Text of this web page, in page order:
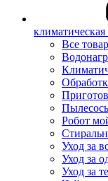
климатическая
Все
Робот
Уход за
Уход за
Уход за